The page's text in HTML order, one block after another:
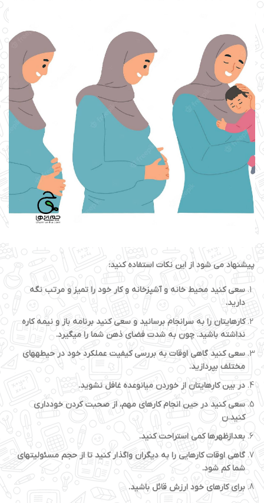
پیشنهاد می شود از این نکات استفاده کنید:
سعی کنید محیط خانه و آشپزخانه و کار خود را تمیز و مرتب نگه
دارید.
کارهایتان را به سرانجام برسانید و سعی کنید برنامه باز و نیمه کاره
نداشته باشید. چون به شدت فضای ذهن شما را می­گیرد.
سعی کنید گاهی اوقات به بررسی کیفیت عملکرد خود در حیطه­های
مختلف بپردازید.
در بین کارهایتان از خوردن میان­وعده غافل نشوید.
سعی کنید در حین انجام کارهای مهم، از صحبت کردن خودداری
کنید.ن
بعدازظهرها کمی استراحت کنید.
گاهی اوقات کارهایی را به دیگران واگذار کنید تا از حجم مسئولیت­های
شما کم شود.
برای کارهای خود ارزش قائل باشید.